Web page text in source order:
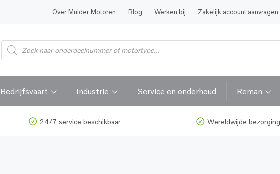
Over Mulder Motoren Blog Werken bij Zakelijk account aanvragen
Bedrijfsvaart Industrie Service en onderhoud Reman
24/7 service beschikbaar Wereldwijde bezorging